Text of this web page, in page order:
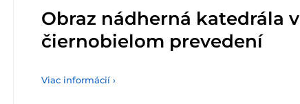
Obraz nádherná katedrála v
čiernobielom prevedení
Viac informácií ›